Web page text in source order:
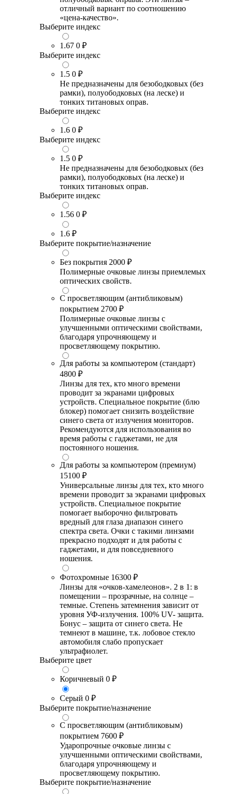
отличный вариант по соотношению
«цена-качество».
Выберите индекс
1.67 0 ₽
Выберите индекс
1.5 0 ₽
Не предназначены для безободковых (без
рамки), полуободковых (на леске) и
тонких титановых оправ.
Выберите индекс
1.6 0 ₽
Выберите индекс
1.5 0 ₽
Не предназначены для безободковых (без
рамки), полуободковых (на леске) и
тонких титановых оправ.
Выберите индекс
1.56 0 ₽
1.6 ₽
Выберите покрытие/назначение
Без покрытия 2000 ₽
Полимерные очковые линзы приемлемых
оптических свойств.
С просветляющим (антибликовым)
покрытием 2700 ₽
Полимерные очковые линзы с
улучшенными оптическими свойствами,
благодаря упрочняющему и
просветляющему покрытию.
Для работы за компьютером (стандарт)
4800 ₽
Линзы для тех, кто много времени
проводит за экранами цифровых
устройств. Специальное покрытие (блю
блокер) помогает снизить воздействие
синего света от излучения мониторов.
Рекомендуются для использования во
время работы с гаджетами, не для
постоянного ношения.
Для работы за компьютером (премиум)
15100 ₽
Универсальные линзы для тех, кто много
времени проводит за экранами цифровых
устройств. Специальное покрытие
помогает выборочно фильтровать
вредный для глаза диапазон синего
спектра света. Очки с такими линзами
прекрасно подходят и для работы с
гаджетами, и для повседневного
ношения.
Фотохромные 16300 ₽
Линзы для «очков-хамелеонов». 2 в 1: в
помещении – прозрачные, на солнце –
темные. Степень затемнения зависит от
уровня УФ-излучения. 100% UV- защита.
Бонус – защита от синего света. Не
темнеют в машине, т.к. лобовое стекло
автомобиля слабо пропускает
ультрафиолет.
Выберите цвет
Коричневый 0 ₽
Серый 0 ₽
Выберите покрытие/назначение
С просветляющим (антибликовым)
покрытием 7600 ₽
Ударопрочные очковые линзы с
улучшенными оптическими свойствами,
благодаря упрочняющему и
просветляющему покрытию.
Выберите покрытие/назначение